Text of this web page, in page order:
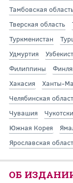
Тамбовская
Тверская область
Туркменистан
Удмуртия
Филиппины
Хакасия
Ханты-
Челябинская
Чувашия
Южная Корея
Ярославская
ОБ